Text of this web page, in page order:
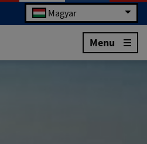
Magyar
Menu